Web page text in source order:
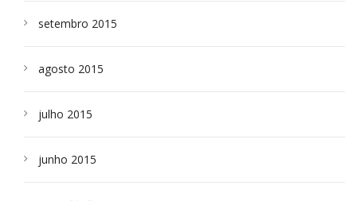
setembro 2015
agosto 2015
julho 2015
junho 2015